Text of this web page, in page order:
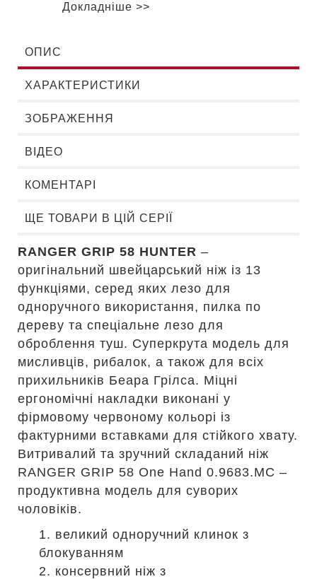
Докладніше >>
ОПИС
ХАРАКТЕРИСТИКИ
ЗОБРАЖЕННЯ
ВІДЕО
КОМЕНТАРІ
ЩЕ ТОВАРИ В ЦІЙ СЕРІЇ
RANGER GRIP 58 HUNTER –
оригінальний швейцарський ніж із 13
функціями, серед яких лезо для
одноручного використання, пилка по
дереву та спеціальне лезо для
оброблення туш. Суперкрута модель для
мисливців, рибалок, а також для всіх
прихильників Беара Грілса. Міцні
ергономічні накладки виконані у
фірмовому червоному кольорі із
фактурними вставками для стійкого хвату.
Витривалий та зручний складаний ніж
RANGER GRIP 58 One Hand 0.9683.MC –
продуктивна модель для суворих
чоловіків.
1. великий одноручний клинок з
блокуванням
2. консервний ніж з